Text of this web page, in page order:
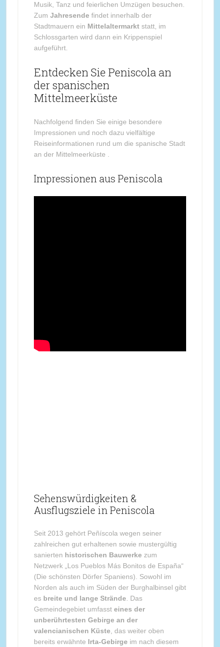
Musik, Tanz und feierlichen Umzügen besuchen.
Zum Jahresende findet innerhalb der
Stadtmauern ein Mittelaltermarktstatt, im
Schlossgarten wird dann ein Krippenspiel
aufgeführt.
Entdecken Sie Peniscola an
der spanischen
Mittelmeerküste
Nachfolgend finden Sie einige besondere
Impressionen und noch dazu vielfältige
Reiseinformationen rund um die spanische Stadt
an der Mittelmeerküste .
Impressionen aus Peniscola
Sehenswürdigkeiten &
Ausflugsziele in Peniscola
Seit 2013 gehört Peñíscola wegen seiner
zahlreichen gut erhaltenen sowie mustergültig
sanierten historischen Bauwerke zum
Netzwerk „Los Pueblos Más Bonitos de España“
(Die schönsten Dörfer Spaniens). Sowohl im
Norden als auch im Süden der Burghalbinsel gibt
es breite und lange Strände. Das
Gemeindegebiet umfasst eines der
unberührtesten Gebirge an der
valencianischen Küste, das weiter oben
bereits erwähnte Irta-Gebirge im nach diesem